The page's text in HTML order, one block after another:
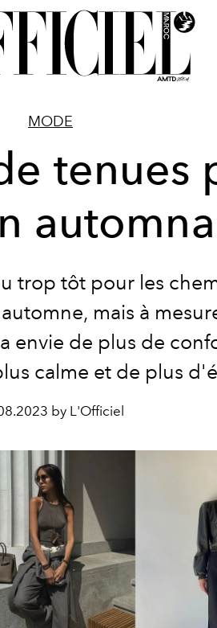
MODE
tenues
trop tôt pour les
mais à
envie de plus de
calme et de plus
by L'Officiel